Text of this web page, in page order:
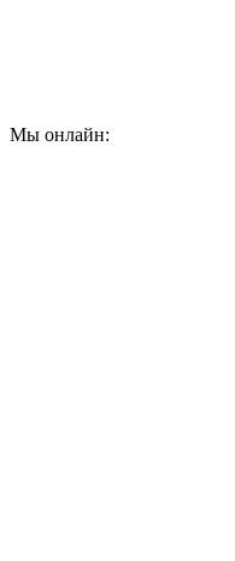
Мы онлайн: